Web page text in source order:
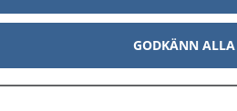
Om 1177
GODKÄNN ALLA